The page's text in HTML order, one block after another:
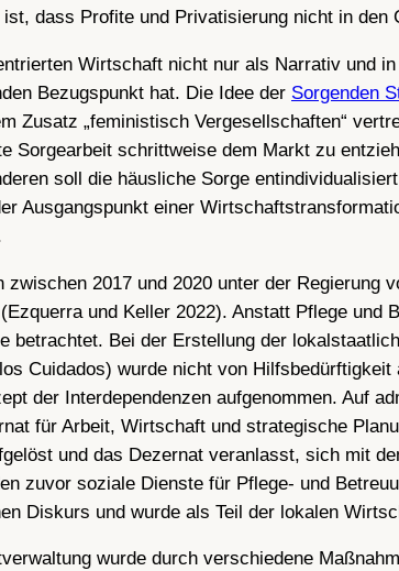
dass Profite und Privatisierung nicht in den
Wirtschaft nicht nur als Narrativ und
Bezugspunkt hat. Die Idee der Sorgenden
Zusatz „feministisch Vergesellschaften“
Sorgearbeit schrittweise dem Markt zu
soll die häusliche Sorge
Ausgangspunkt einer
2017 und 2020 unter der Regierung
und Keller 2022). Anstatt Pflege und
betrachtet. Bei der Erstellung der
Cuidados) wurde nicht von
der Interdependenzen aufgenommen. Auf
für Arbeit, Wirtschaft und strategische
und das Dezernat veranlasst, sich mit
zuvor soziale Dienste für Pflege- und
Diskurs und wurde als Teil der lokalen
wurde durch verschiedene